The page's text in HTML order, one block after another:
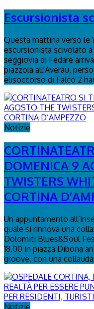
Escursionista
Questa mattina verso le
escursionista scivolato
seggiovia di Fedare
piazzola all'Averau,
elisoccorso di Falco 2
Notizie
DOMENICA 9
TWISTERS
CORTINA
Un appuntamento
quale si rinnova una
Dolomiti Blues&Soul
18.00 in piazza Dibona
groove, con una
Notizie